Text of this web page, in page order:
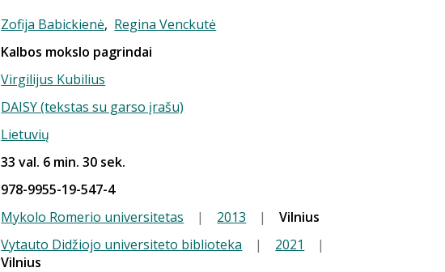
Zofija Babickienė, Regina Venckutė
Kalbos mokslo pagrindai
Virgilijus Kubilius
DAISY (tekstas su garso įrašu)
Lietuvių
33 val. 6 min. 30 sek.
978-9955-19-547-4
Mykolo Romerio universitetas | 2013 |
Vilnius
Vytauto Didžiojo universiteto biblioteka | 2021
|
Vilnius